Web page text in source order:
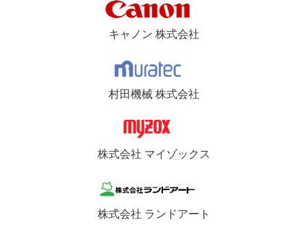
キャノン 株式会社
村田機械 株式会社
株式会社 マイゾックス
株式会社 ランドアート